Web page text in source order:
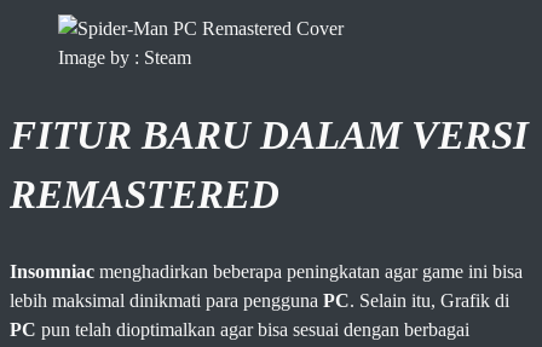
Image by : Steam
FITUR BARU DALAM VERSI
REMASTERED
Insomniac menghadirkan beberapa peningkatan agar game ini bisa
lebih maksimal dinikmati para pengguna PC. Selain itu, Grafik di
PC pun telah dioptimalkan agar bisa sesuai dengan berbagai